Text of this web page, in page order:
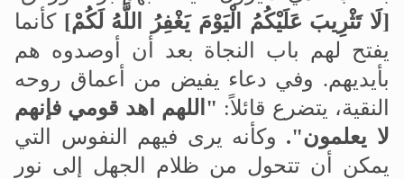
]لَا تَثْرِيبَ عَلَيْكُمُ الْيَوْمَ يَغْفِرُ اللَّهُ لَكُمْ[ كأنما
يفتح لهم باب النجاة بعد أن أوصدوه هم
بأيديهم. وفي دعاء يفيض من أعماق روحه
النقية، يتضرع قائلاً: "اللهم اهد قومي فإنهم
لا يعلمون". وكأنه يرى فيهم النفوس التي
يمكن أن تتحول من ظلام الجهل إلى نور